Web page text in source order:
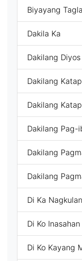
Biyayang
Dakila Ka
Dakilang
Dakilang
Dakilang
Dakilang
Dakilang
Dakilang
Di Ka
Di Ko
Di Ko Kayang